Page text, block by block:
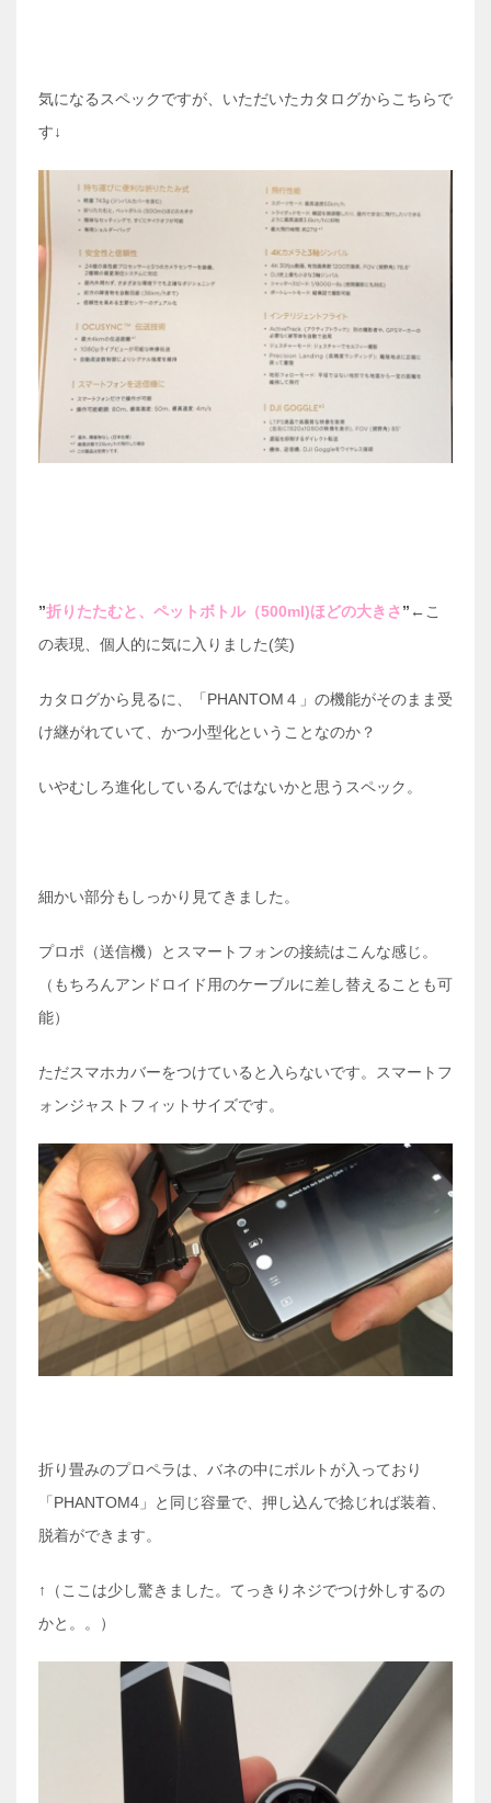
気になるスペックですが、いただいたカタログからこちらで
す↓
”折りたたむと、ペットボトル（500ml)ほどの大きさ”← こ
の表現、個人的に気に入りました(笑)
カタログから見るに、「PHANTOM４」の機能がそのまま受
け継がれていて、かつ小型化ということなのか？
いやむしろ進化しているんではないかと思うスペック。
細かい部分もしっかり見てきました。
プロポ（送信機）とスマートフォンの接続はこんな感じ。
（もちろんアンドロイド用のケーブルに差し替えることも可
能）
ただスマホカバーをつけていると入らないです。スマートフ
ォンジャストフィットサイズです。
折り畳みのプロペラは、バネの中にボルトが入っており
「PHANTOM4」と同じ容量で、押し込んで捻じれば装着、
脱着ができます。
↑（ここは少し驚きました。てっきりネジでつけ外しするの
かと。。）